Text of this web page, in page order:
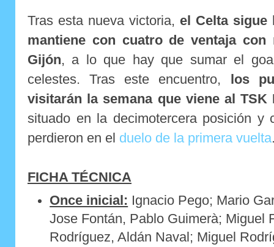
Tras esta nueva victoria, el Celta sigue
mantiene con cuatro de ventaja
Gijón, a lo que hay que sumar el
celestes. Tras este encuentro,
los
visitarán la semana que viene al TSK
situado en la decimotercera posición y
perdieron en el duelo de la primera vuelta
FICHA TÉCNICA
Once inicial: Ignacio Pego; Mario
Jose Fontán, Pablo Guimerà; Miguel
Rodríguez, Aldán Naval; Miguel